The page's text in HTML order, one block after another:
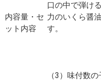
内容量・セ
ット内容
口の中で弾け
力のいくら醤
す。
（3）味付数